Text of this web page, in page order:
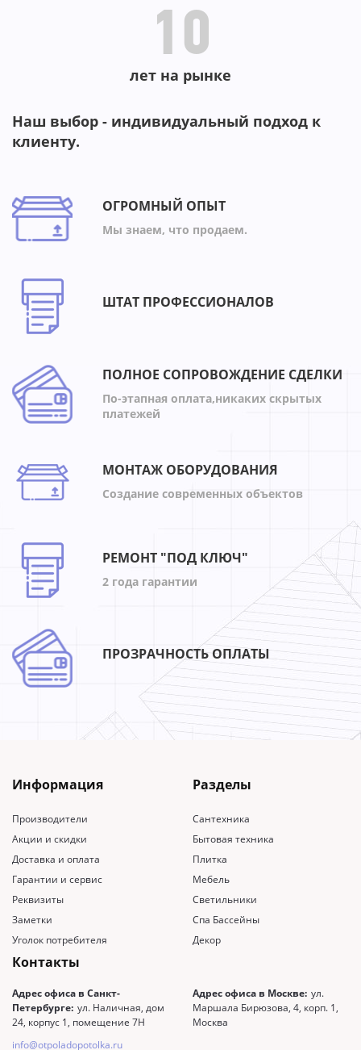
10
лет на рынке
Наш выбор - индивидуальный подход к
клиенту.
ОГРОМНЫЙ ОПЫТ
Мы знаем, что продаем.
ШТАТ ПРОФЕССИОНАЛОВ
ПОЛНОЕ СОПРОВОЖДЕНИЕ СДЕЛКИ
По-этапная оплата,никаких скрытых
платежей
МОНТАЖ ОБОРУДОВАНИЯ
Создание современных объектов
РЕМОНТ "ПОД КЛЮЧ"
2 года гарантии
ПРОЗРАЧНОСТЬ ОПЛАТЫ
Информация
Производители
Акции и скидки
Доставка и оплата
Гарантии и сервис
Реквизиты
Заметки
Уголок потребителя
Разделы
Сантехника
Бытовая техника
Плитка
Мебель
Светильники
Спа Бассейны
Декор
Контакты
Адрес офиса в Санкт-
Петербурге: ул. Наличная, дом
24, корпус 1, помещение 7Н
Адрес офиса в Москве: ул.
Маршала Бирюзова, 4, корп. 1,
Москва
info@otpoladopotolka.ru